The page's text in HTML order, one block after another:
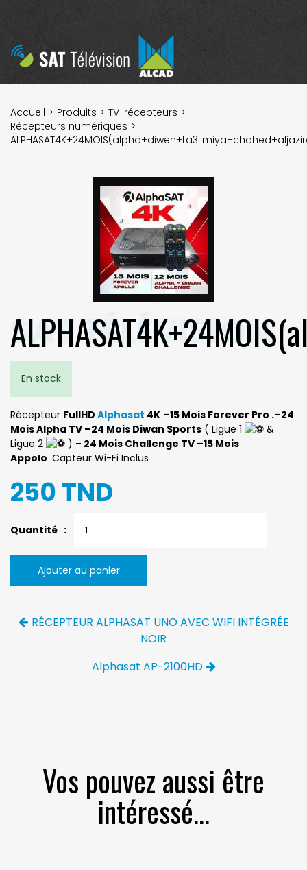
Accueil Produits
TV-récepteurs
Récepteurs numériques
En stock
Récepteur FullHD Alphasat 4K –15 Mois Forever Pro .–24
Mois Alpha TV –24 Mois Diwan Sports ( Ligue 1
&
Ligue 2
) – 24 Mois Challenge TV –15 Mois
Appolo .Capteur Wi-Fi Inclus
250 TND
Quantité :
Ajouter au panier
RÉCEPTEUR ALPHASAT UNO AVEC WIFI INTÉGRÉE
NOIR
Alphasat AP-2100HD
Vos pouvez aussi être
intéressé...